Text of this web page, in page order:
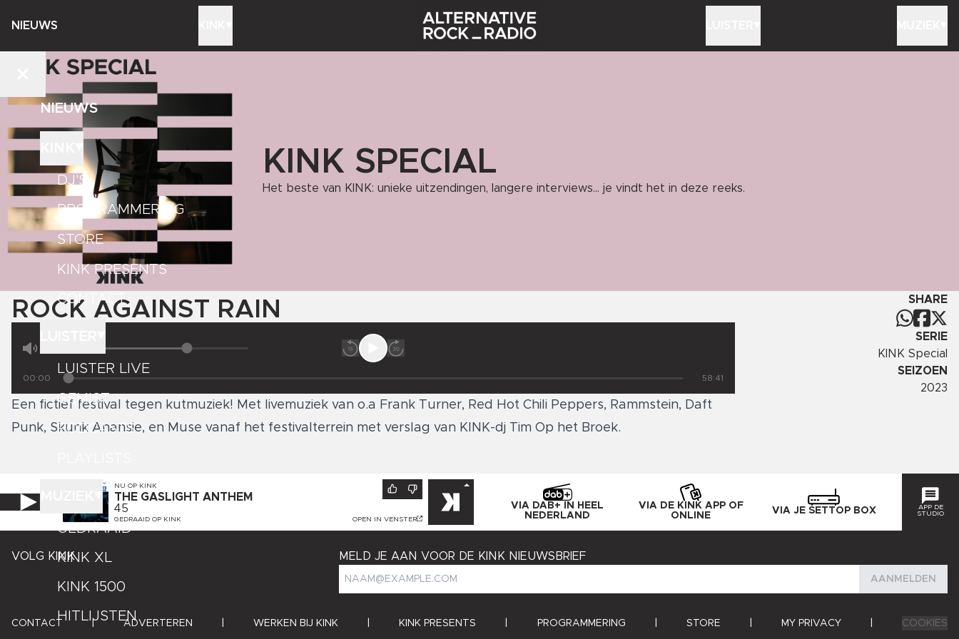
NIEUWS
NIEUWS
DJ'S
PROGRAMMERING
STORE
KINK PRESENTS
CONTACT
LUISTER LIVE
GEMIST
PODCASTS
GEDRAAID
KINK XL
KINK 1500
HITLIJSTEN
KINK SPECIAL
Het beste van KINK: unieke uitzendingen, langere interviews... je vindt het in deze reeks.
ROCK AGAINST RAIN
00:00 58:41
Een fictief festival tegen kutmuziek! Met livemuziek van o.a Frank Turner, Red Hot Chili Peppers, Rammstein, Daft
Punk, Skunk Anansie, en Muse vanaf het festivalterrein met verslag van KINK-dj Tim Op het Broek.
SHARE
SERIE
KINK Special
SEIZOEN
2023
NU OP KINK
THE GASLIGHT ANTHEM
45
GEDRAAID OP KINK OPEN IN VENSTER
VIA DAB+ IN HEEL
NEDERLAND
VIA DE KINK APP OF
ONLINE
VIA JE SETTOP BOX
APP DE
STUDIO
VOLG KINK MELD JE AAN VOOR DE KINK NIEUWSBRIEF
AANMELDEN
CONTACT | ADVERTEREN WERKEN BIJ KINK KINK PRESENTS PROGRAMMERING STORE MY PRIVACY COOKIES